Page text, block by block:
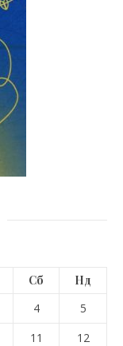
Сб
Нд
4
5
11
12